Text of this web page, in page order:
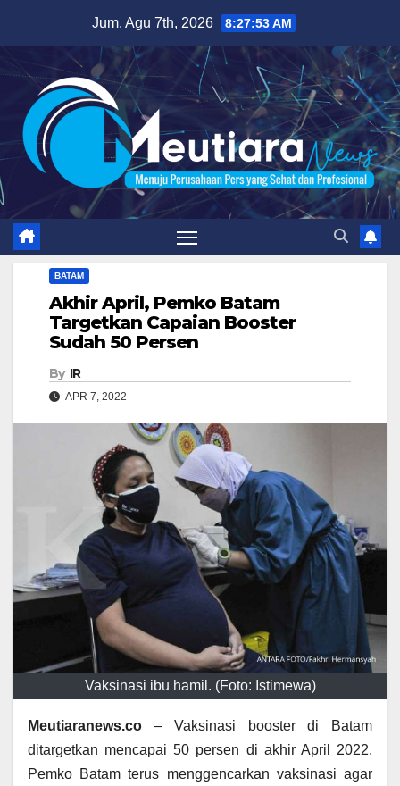
content
Jum. Agu 7th, 2026 8:27:54 AM
BATAM
Akhir April, Pemko Batam
Targetkan Capaian Booster
Sudah 50 Persen
By IR
APR 7, 2022
Vaksinasi ibu hamil. (Foto: Istimewa)
Meutiaranews.co – Vaksinasi booster di Batam
ditargetkan mencapai 50 persen di akhir April 2022.
Pemko Batam terus menggencarkan vaksinasi agar